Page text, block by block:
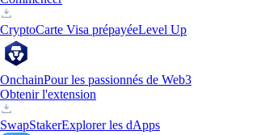
CryptoCarte Visa prépayéeLevel Up
OnchainPour les passionnés de Web3
Obtenir l'extension
SwapStakerExplorer les dApps